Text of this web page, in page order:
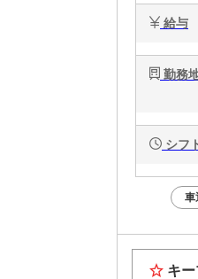
給与
勤務
シフ
車
キ